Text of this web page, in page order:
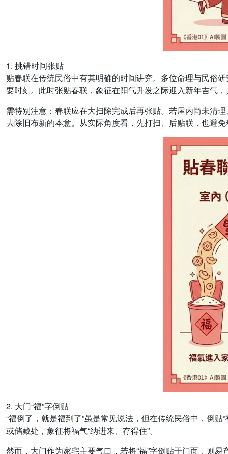
1. 挑错时间张贴
贴春联在传统民俗中有其明确的时间讲究。多位命理与民俗
要时刻。此时张贴春联，象征在阳气升发之际迎入新年吉气，
需特别注意：春联应在大扫除完成后再张贴。若屋内尚未清
去除旧布新的本意。从实际角度看，先打扫、后贴联，也避
2. 大门“福”字倒贴
“福倒了，就是福到了”虽是常见说法，但在传统民俗中，倒
或储藏处，象征将福气“纳进来、存得住”。
然而，大门作为家宅主要气口，若将“福”字倒贴于门面，则